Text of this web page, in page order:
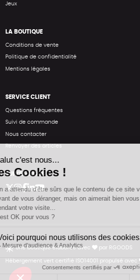
Jeux
LA BOUTIQUE
Conditions de vente
Politique de confidentialité
Mentions légales
SERVICE CLIENT
Questions fréquentes
Suivi de commande
Nous contacter
Renvoyer des articles
SUIVEZ-NOUS
Une boutique élaborée avec par RGOODS
Hébergement vert certifié ISO14001 propulsé avec